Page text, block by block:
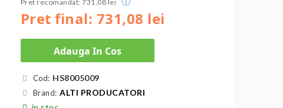
Pret final: 731,08 lei
Pret recomandat: 731,08 lei
Adauga In Cos
Cod: HS8005009
Brand: ALTI PRODUCATORI